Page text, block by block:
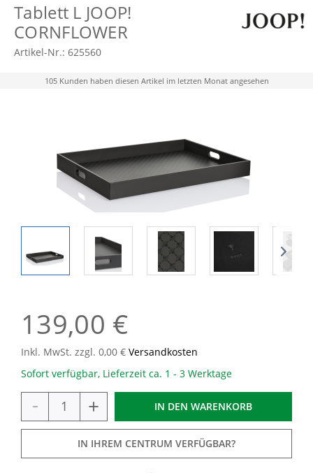
Tablett L JOOP!
CORNFLOWER
Artikel-Nr.: 625560
105 Kunden haben diesen Artikel im letzten Monat angesehen
139,00 €
Inkl. MwSt. zzgl. 0,00 € Versandkosten
Sofort verfügbar, Lieferzeit ca. 1 - 3 Werktage
- + IN DEN WARENKORB
IN IHREM CENTRUM VERFÜGBAR?